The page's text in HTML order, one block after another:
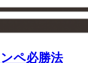
ペ必勝法